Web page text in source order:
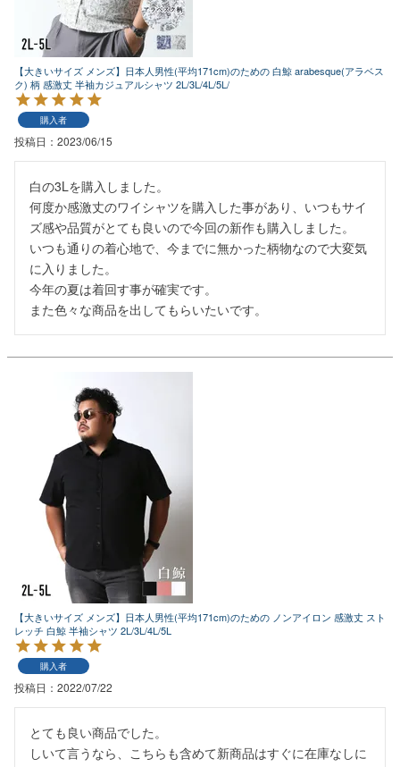
【大きいサイズ メンズ】日本人男性(平均171cm)のための 白鯨 arabesque(アラベス
ク) 柄 感激丈 半袖カジュアルシャツ 2L/3L/4L/5L/
購入者
投稿日 2023/06/15
白の3Lを購入しました。
何度か感激丈のワイシャツを購入した事があり、いつもサイ
ズ感や品質がとても良いので今回の新作も購入しました。
いつも通りの着心地で、今までに無かった柄物なので大変気
に入りました。
今年の夏は着回す事が確実です。
また色々な商品を出してもらいたいです。
【大きいサイズ メンズ】日本人男性(平均171cm)のための ノンアイロン 感激丈 スト
レッチ 白鯨 半袖シャツ 2L/3L/4L/5L
購入者
投稿日 2022/07/22
とても良い商品でした。
しいて言うなら、こちらも含めて新商品はすぐに在庫なしに